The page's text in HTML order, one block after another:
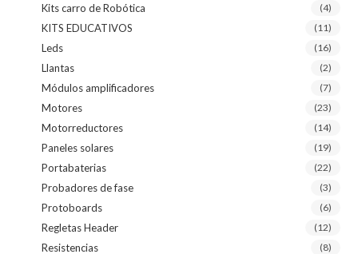
Kits carro de Robótica (4)
KITS EDUCATIVOS (11)
Leds (16)
Llantas (2)
Módulos amplificadores (7)
Motores (23)
Motorreductores (14)
Paneles solares (19)
Portabaterias (22)
Probadores de fase (3)
Protoboards (6)
Regletas Header (12)
Resistencias (8)